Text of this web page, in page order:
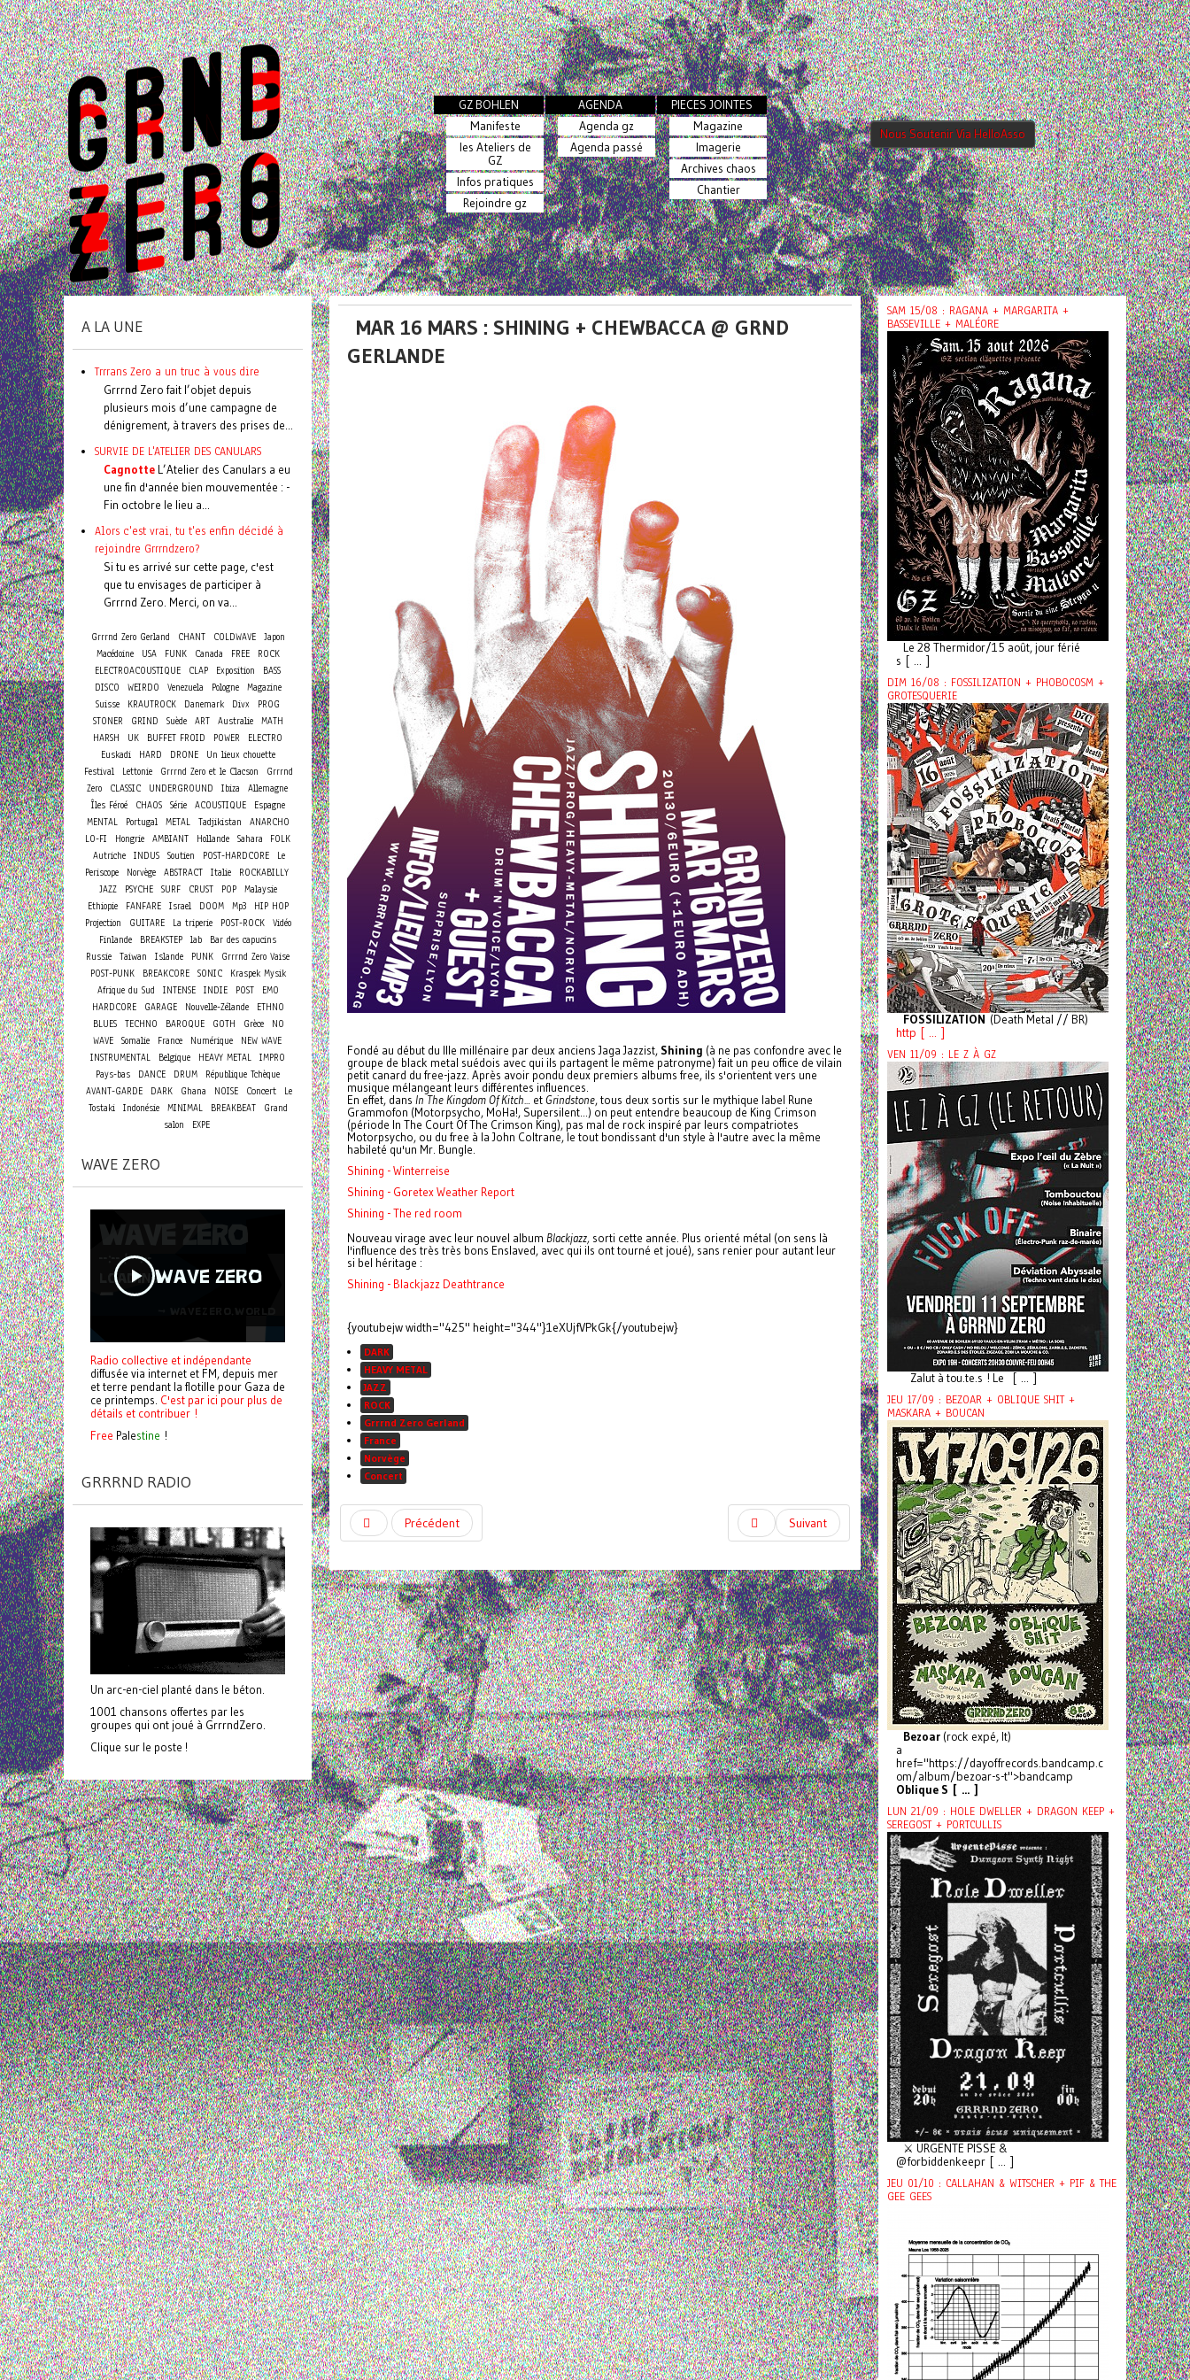
GZ BOHLEN
Manifeste
les Ateliers de
GZ
Infos pratiques
Rejoindre gz
AGENDA
Agenda gz
Agenda passé
PIECES JOINTES
Magazine
Imagerie
Archives chaos
Chantier
Nous Soutenir Via HelloAsso
MAR 16 MARS : SHINING + CHEWBACCA @ GRND
GERLANDE
Fondé au début du IIIe millénaire par deux anciens Jaga Jazzist, Shining (à ne pas confondre avec le
groupe de black metal suédois avec qui ils partagent le même patronyme) fait un peu office de vilain
petit canard du free-jazz. Après avoir pondu deux premiers albums free, ils s'orientent vers une
musique mélangeant leurs différentes influences.
En effet, dans In The Kingdom Of Kitch.. . etGrindstone, tous deux sortis sur le mythique label Rune
Grammofon (Motorpsycho, MoHa!, Supersilent...) on peut entendre beaucoup de King Crimson
(période In The Court Of The Crimson King), pas mal de rock inspiré par leurs compatriotes
Motorpsycho, ou du free à la John Coltrane, le tout bondissant d'un style à l'autre avec la même
habileté qu'un Mr. Bungle.
Shining - Winterreise
Shining - Goretex Weather Report
Shining - The red room
Nouveau virage avec leur nouvel album Blackjazz, sorti cette année. Plus orienté métal (on sens là
l'influence des très très bons Enslaved, avec qui ils ont tourné et joué), sans renier pour autant leur
si bel héritage :
Shining - Blackjazz Deathtrance
{youtubejw width="425" height="344"}1eXUjfVPkGk{/youtubejw}
DARK
HEAVY METAL
JAZZ
ROCK
Grrrnd Zero Gerland
France
Norvège
Concert
Précédent Suivant
A LA UNE
Trrrans Zero a un truc à vous dire
Grrrnd Zero fait l’objet depuis
plusieurs mois d’une campagne de
dénigrement, à travers des prises de...
SURVIE DE L'ATELIER DES CANULARS
Cagnotte L’Atelier des Canulars a eu
une fin d'année bien mouvementée : -
Fin octobre le lieu a...
Alors c'est vrai, tu t'es enfin décidé à
rejoindre Grrrndzero?
Si tu es arrivé sur cette page, c'est
que tu envisages de participer à
Grrrnd Zero. Merci, on va...
Grrrnd Zero Gerland CHANT COLDWAVE
Japon
Macédoine
USA FUNK Canada FREE
ROCK
ELECTROACOUSTIQUE
CLAP Exposition
BASS
DISCO
WEIRDO Venezuela Pologne
Magazine
Suisse
KRAUTROCK Danemark Divx
PROG
STONER
GRIND Suède ART Australie
MATH
HARSH
UK BUFFET FROID POWER
ELECTRO
Euskadi
HARD DRONE
Un lieux chouette
Festival
Lettonie Grrrnd Zero et le Clacson
Grrrnd
Zero
CLASSIC UNDERGROUND Ibiza
Allemagne
Îles Féroé
CHAOS Série ACOUSTIQUE
Espagne
MENTAL
Portugal METAL Tadjikistan
ANARCHO
LO-FI
Hongrie AMBIANT Hollande Sahara
FOLK
Autriche
INDUS Soutien POST-HARDCORE
Le
Periscope
Norvège ABSTRACT Italie
ROCKABILLY
JAZZ
PSYCHE SURF CRUST POP
Malaysie
Ethiopie
FANFARE Israel DOOM Mp3
HIP HOP
Projection
GUITARE La triperie POST-ROCK
Vidéo
Finlande
BREAKSTEP lab
Bar des capucins
Russie Taiwan Islande PUNK
Grrrnd Zero Vaise
POST-PUNK
BREAKCORE SONIC
Kraspek Mysik
Afrique du Sud
INTENSE INDIE POST
EMO
HARDCORE
GARAGE Nouvelle-Zélande
ETHNO
BLUES TECHNO BAROQUE GOTH Grèce
NO
WAVE
Somalie France Numérique
NEW WAVE
INSTRUMENTAL
Belgique HEAVY METAL IMPRO
Pays-bas
DANCE DRUM
République Tchèque
AVANT-GARDE
DARK Ghana NOISE Concert
Le
Tostaki
Indonésie MINIMAL BREAKBEAT
Grand
salon
EXPE
WAVE ZERO
Radio collective et indépendante
diffusée via internet et FM, depuis mer
et terre pendant la flotille pour Gaza de
ce printemps. C'est par ici pour plus de
détails et contribuer !
Free Palestine !
GRRRND RADIO
Un arc-en-ciel planté dans le béton.
1001 chansons offertes par les
groupes qui ont joué à GrrrndZero.
Clique sur le poste !
SAM 15/08 : RAGANA + MARGARITA +
BASSEVILLE + MALÉORE
Le 28 Thermidor/15 août, jour férié
s [ ... ]
DIM 16/08 : FOSSILIZATION + PHOBOCOSM +
GROTESQUERIE
FOSSILIZATION (Death Metal // BR)
http [ ... ]
VEN 11/09 : LE Z À GZ
Zalut à tou.te.s ! Le [ ... ]
JEU 17/09 : BEZOAR + OBLIQUE SHIT +
MASKARA + BOUCAN
Bezoar (rock expé, It)
a
href="https://dayoffrecords.bandcamp.c
om/album/bezoar-s-t">bandcamp
Oblique S [ ... ]
LUN 21/09 : HOLE DWELLER + DRAGON KEEP +
SEREGOST + PORTCULLIS
⚔️ URGENTE PISSE &
@forbiddenkeepr [ ... ]
JEU 01/10 : CALLAHAN & WITSCHER + PIF & THE
GEE GEES